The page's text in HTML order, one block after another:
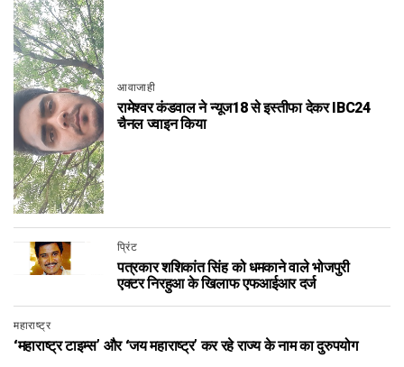
आवाजाही
रामेश्वर कंडवाल ने न्यूज18 से इस्तीफा देकर IBC24
चैनल ज्वाइन किया
प्रिंट
पत्रकार शशिकांत सिंह को धमकाने वाले भोजपुरी
एक्टर निरहुआ के खिलाफ एफआईआर दर्ज
महाराष्ट्र
‘महाराष्ट्र टाइम्स’ और ‘जय महाराष्ट्र’ कर रहे राज्य के नाम का दुरुपयोग